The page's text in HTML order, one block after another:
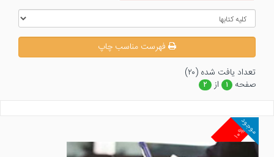
فهرست مناسب چاپ
تعداد يافت شده (۲۰)
صفحه
۱ از ۲
۱۰%
موجود